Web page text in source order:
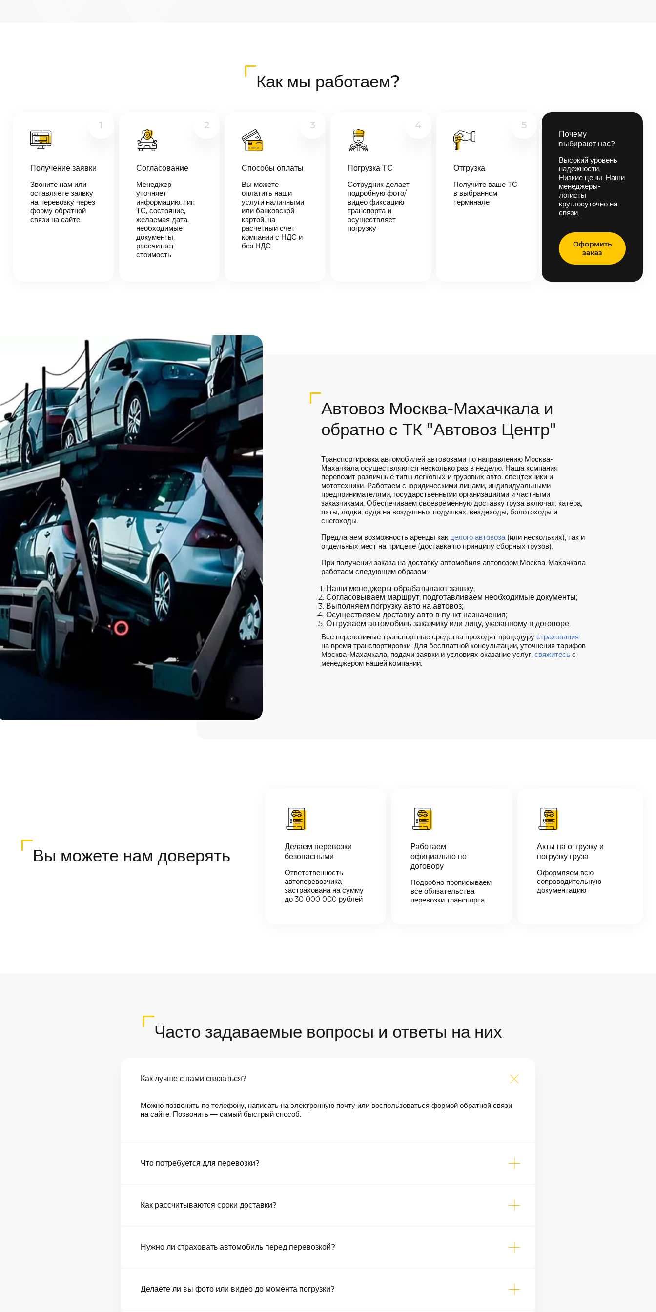
В течении 10
менеджер-
логист
свяжется с
вами,
согласует
Как мы работаем?
1
Получение заявки
Звоните нам или
оставляете заявку
на перевозку через
форму обратной
связи на сайте
2
Согласование
Менеджер
уточняет
информацию: тип
ТС, состояние,
желаемая дата,
необходимые
документы,
рассчитает
стоимость
3
Способы оплаты
Вы можете
оплатить наши
услуги наличными
или банковской
картой, на
расчетный счет
компании с НДС и
без НДС
4
Погрузка ТС
Сотрудник делает
подробную фото/
видео фиксацию
транспорта и
осуществляет
погрузку
5
Отгрузка
Получите ваше ТС
в выбранном
терминале
Почему
выбирают нас?
Высокий уровень
надежности.
Низкие цены. Наши
менеджеры-
логисты
круглосуточно на
связи.
Оформить
заказ
Автовоз Москва-Махачкала и
обратно с ТК "Автовоз Центр"
Транспортировка автомобилей автовозами по направлению Москва-
Махачкала осуществляются несколько раз в неделю. Наша компания
перевозит различные типы легковых и грузовых авто, спецтехники и
мототехники. Работаем с юридическими лицами, индивидуальными
предпринимателями, государственными организациями и частными
заказчиками. Обеспечиваем своевременную доставку груза включая: катера,
яхты, лодки, суда на воздушных подушках, вездеходы, болотоходы и
снегоходы.
Предлагаем возможность аренды как целого автовоза(или нескольких), так и
отдельных мест на прицепе (доставка по принципу сборных грузов).
При получении заказа на доставку автомобиля автовозом Москва-Махачкала
работаем следующим образом:
Наши менеджеры обрабатывают заявку;
Согласовываем маршрут, подготавливаем необходимые документы;
Выполняем погрузку авто на автовоз;
Осуществляем доставку авто в пункт назначения;
Отгружаем автомобиль заказчику или лицу, указанному в договоре.
Все перевозимые транспортные средства проходят процедуру страхования
на время транспортировки. Для бесплатной консультации, уточнения тарифов
Москва-Махачкала, подачи заявки и условиях оказание услуг, свяжитесьс
менеджером нашей компании.
Вы можете нам доверять
Делаем перевозки
безопасными
Ответственность
автоперевозчика
застрахована на сумму
до 30 000 000 рублей
Работаем
официально по
договору
Подробно прописываем
все обязательства
перевозки транспорта
Акты на отгрузку и
погрузку груза
Оформляем всю
сопроводительную
документацию
Часто задаваемые вопросы и ответы на них
Как лучше с вами связаться?
Можно позвонить по телефону, написать на электронную почту или воспользоваться формой обратной связи
на сайте. Позвонить — самый быстрый способ.
Что потребуется для перевозки?
Как рассчитываются сроки доставки?
Нужно ли страховать автомобиль перед перевозкой?
Делаете ли вы фото или видео до момента погрузки?